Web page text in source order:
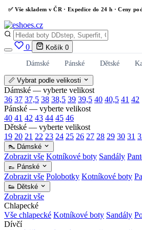
✅ Vše skladem v ČR · Expedice do 24 h · Ceny
0 Košík 0
Dámské Pánské Dětské
📏 Vybrat podle velikosti
Dámské — vyberte velikost
36 37 37,5 38 38,5 39 39,5 40 40,5 41 42
Pánské — vyberte velikost
40 41 42 43 44 45 46
Dětské — vyberte velikost
19 20 21 22 23 24 25 26 27 28 29 30 31
👠 Dámské
Zobrazit vše Kotníkové boty Sandály
👞 Pánské
Zobrazit vše Polobotky Kotníkové boty
👟 Dětské
Zobrazit vše
Chlapecké
Vše chlapecké Kotníkové boty Sandály
Dívčí